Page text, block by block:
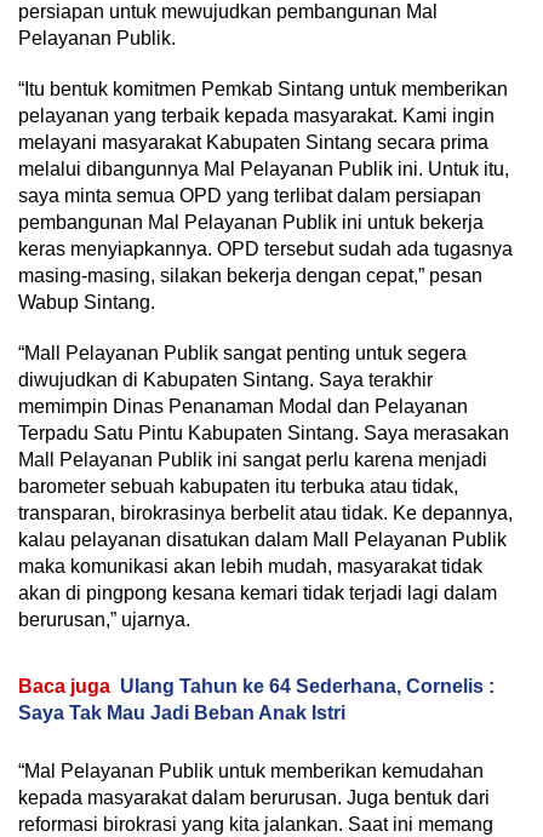
persiapan untuk mewujudkan pembangunan Mal
Pelayanan Publik.
“Itu bentuk komitmen Pemkab Sintang untuk memberikan
pelayanan yang terbaik kepada masyarakat. Kami ingin
melayani masyarakat Kabupaten Sintang secara prima
melalui dibangunnya Mal Pelayanan Publik ini. Untuk itu,
saya minta semua OPD yang terlibat dalam persiapan
pembangunan Mal Pelayanan Publik ini untuk bekerja
keras menyiapkannya. OPD tersebut sudah ada tugasnya
masing-masing, silakan bekerja dengan cepat,” pesan
Wabup Sintang.
“Mall Pelayanan Publik sangat penting untuk segera
diwujudkan di Kabupaten Sintang. Saya terakhir
memimpin Dinas Penanaman Modal dan Pelayanan
Terpadu Satu Pintu Kabupaten Sintang. Saya merasakan
Mall Pelayanan Publik ini sangat perlu karena menjadi
barometer sebuah kabupaten itu terbuka atau tidak,
transparan, birokrasinya berbelit atau tidak. Ke depannya,
kalau pelayanan disatukan dalam Mall Pelayanan Publik
maka komunikasi akan lebih mudah, masyarakat tidak
akan di pingpong kesana kemari tidak terjadi lagi dalam
berurusan,” ujarnya.
Baca juga Ulang Tahun ke 64 Sederhana, Cornelis :
Saya Tak Mau Jadi Beban Anak Istri
“Mal Pelayanan Publik untuk memberikan kemudahan
kepada masyarakat dalam berurusan. Juga bentuk dari
reformasi birokrasi yang kita jalankan. Saat ini memang